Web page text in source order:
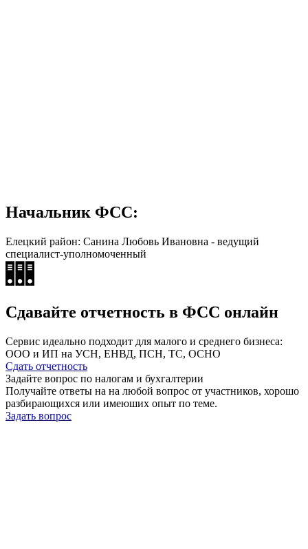
Начальник ФСС:
Елецкий район: Санина Любовь Ивановна - ведущий
специалист-уполномоченный
Сдавайте отчетность в ФСС онлайн
Сервис идеально подходит для малого и среднего бизнеса:
ООО и ИП на УСН, ЕНВД, ПСН, ТС, ОСНО
Сдать отчетность
Задайте вопрос по налогам и бухгалтерии
Получайте ответы на на любой вопрос от участников, хорошо
разбирающихся или имеюших опыт по теме.
Задать вопрос